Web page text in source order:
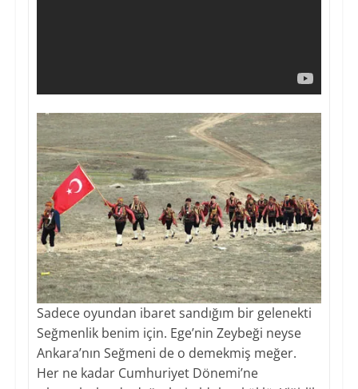
Sadece oyundan ibaret sandığım bir gelenekti
Seğmenlik benim için. Ege’nin Zeybeği neyse
Ankara’nın Seğmeni de o demekmiş meğer.
Her ne kadar Cumhuriyet Dönemi’ne